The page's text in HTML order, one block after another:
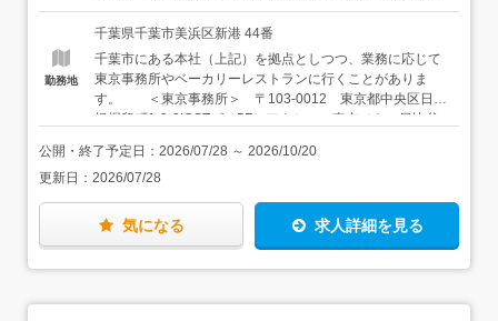
トしますので、相談しながら進めていただければ大丈夫で
す。広報の専任担当はいないため、あなたのやり方を取り
入れていける環境です。【慣れてきたら…】種子島事業や
ベーカリー事業、千葉県産品コラボなど、幅広いブランド
の発信に関わっていただきたいと思います。
験、HTMLやCSSの基礎知識、マーケティング知識も活か
食文化そのものに対しても興味を持てる方・料理やパン作
り、お菓子作りなどが好きな方・「良いもの」をどうすれ
ば他者に魅力的に伝えられるかを考えるのが好きな方・好
奇心を持って、情報をリサーチできる方
年収485万円（月給25万円＋賞与2回／30歳・経験1年）年
収600万円（月給32万円＋賞与2回／35歳・主任・経験1
年）年収650万円（月給35万円＋賞与2回／40歳・係長・
経験3年）
勤務地
千葉県千葉市美浜区新港 44番
千葉市にある本社（上記）を拠点としつつ、業務に応じて
東京事務所やベーカリーレストランに行くことがありま
す。 ＜東京事務所＞ 〒103-0012 東京都中央区日本
橋堀留町1-9-2ICSTビル5F アクセス：東京メトロ日比谷
ーカリーレストラン（Farm to Me）＞ 〒135-0006 東京
都江東区常盤1丁目4-4 アクセス：東京メトロ半蔵門線
「清澄白河駅」より徒歩8分 ※転勤なし ※本社は自
動車・自転車・バイク通勤OK（駐車場あり）
公開・終了予定日： 2026/07/28 ～ 2026/10/20
更新日： 2026/07/28
気になる 求人詳細を見る